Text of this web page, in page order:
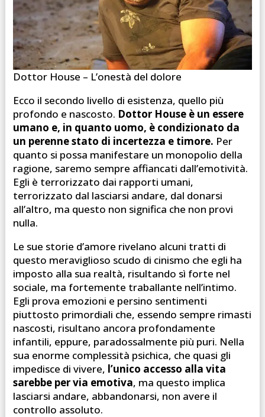
Dottor House – L’onestà del dolore
Ecco il secondo livello di esistenza, quello più
profondo e nascosto. Dottor House è un essere
umano e, in quanto uomo, è condizionato da
un perenne stato di incertezza e timore. Per
quanto si possa manifestare un monopolio della
ragione, saremo sempre affiancati dall’emotività.
Egli è terrorizzato dai rapporti umani,
terrorizzato dal lasciarsi andare, dal donarsi
all’altro, ma questo non significa che non provi
nulla.
Le sue storie d’amore rivelano alcuni tratti di
questo meraviglioso scudo di cinismo che egli ha
imposto alla sua realtà, risultando sì forte nel
sociale, ma fortemente traballante nell’intimo.
Egli prova emozioni e persino sentimenti
piuttosto primordiali che, essendo sempre rimasti
nascosti, risultano ancora profondamente
infantili, eppure, paradossalmente più puri. Nella
sua enorme complessità psichica, che quasi gli
impedisce di vivere, l’unico accesso alla vita
sarebbe per via emotiva, ma questo implica
lasciarsi andare, abbandonarsi, non avere il
controllo assoluto.